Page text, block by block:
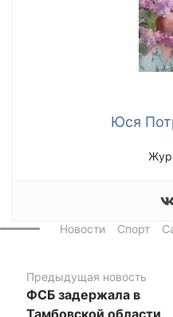
Юся
Новости Спорт
Предыдущая новость
ФСБ задержала в